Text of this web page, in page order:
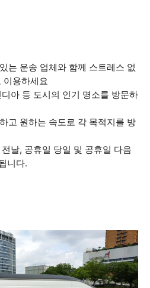
는 운송 업체와 함께 스트레스 없
이용하세요
아 등 도시의 인기 명소를 방문하
고 원하는 속도로 각 목적지를 방
날, 공휴일 당일 및 공휴일 다음
니다.